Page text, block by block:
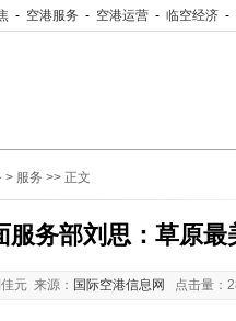
- 空港服务 - 空港运营 - 临空经济 -
> 服务 >> 正文
服务部刘思：草原最
元 来源： 国际空港信息网 点击量：